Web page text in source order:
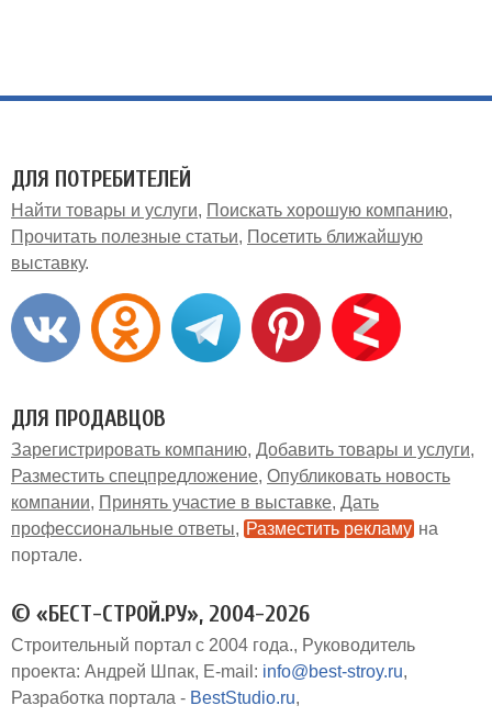
ДЛЯ ПОТРЕБИТЕЛЕЙ
Найти товары и услуги
Поискать хорошую компанию
Прочитать полезные статьи
Посетить ближайшую
выставку
ДЛЯ ПРОДАВЦОВ
Зарегистрировать компанию Добавить товары и услуги
Разместить спецпредложение Опубликовать новость
компании
Принять участие в выставке Дать
профессиональные ответы
Разместить рекламу на
портале
© «БЕСТ-СТРОЙ.РУ», 2004-2026
Строительный портал с 2004 года.
Руководитель
проекта: Андрей Шпак E-mail: info@best-stroy.ru
Разработка портала - BestStudio.ru